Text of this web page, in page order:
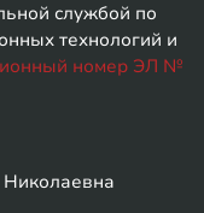
службой по
технологий и
номер ЭЛ №